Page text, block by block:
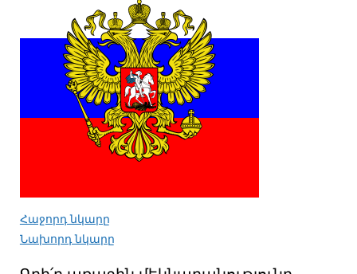
Հաջորդ նկարը
Նախորդ նկարը